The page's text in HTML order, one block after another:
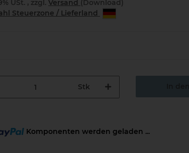
USt. , zzgl. Versand (Download)
Steuerzone / Lieferland
Stk
Komponenten werden geladen ...